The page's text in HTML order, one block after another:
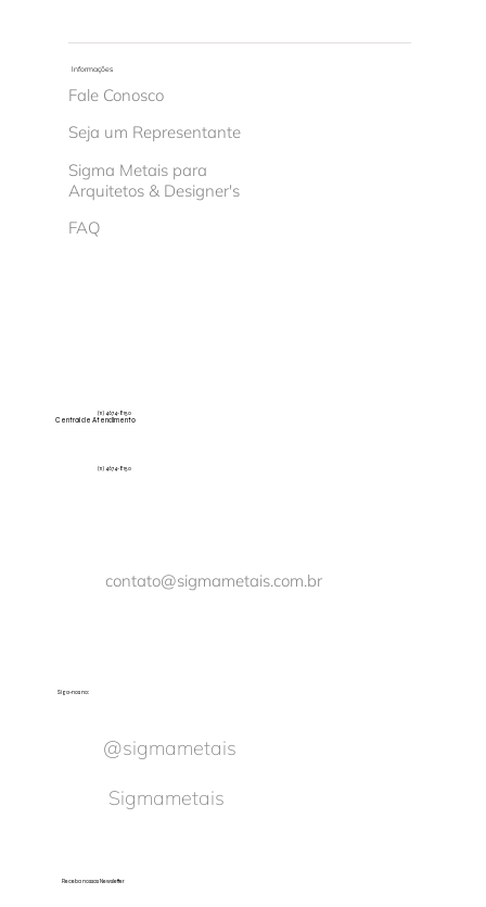
Informações
Fale Conosco
Seja um Representante
Sigma Metais para
Arquitetos & Designer's
FAQ
Central de Atendimento
(11) 4674-8150
(11) 4674-8150
contato@sigmametais.com.br
Siga-nos no:
@sigmametais
Sigmametais
Receba nossas Newsletter